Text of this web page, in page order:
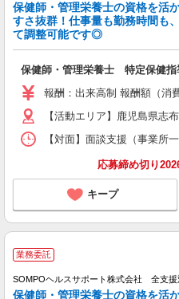
保健師・管理栄養士の資格を活
すさ抜群！仕事量も勤務時間も
て調整可能です◎
保健師・管理栄養士 特定保健指
報酬：出来高制 報酬額（
【活動エリア】鹿児島県志
【対面】面談支援（事業所
応募締め切り
キープ
業務委託
SOMPOヘルスサポート株式会社 全支援
保健師・管理栄養士の資格を活